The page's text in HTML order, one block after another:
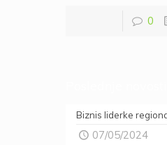
0
Biznis liderke
07/05/2024